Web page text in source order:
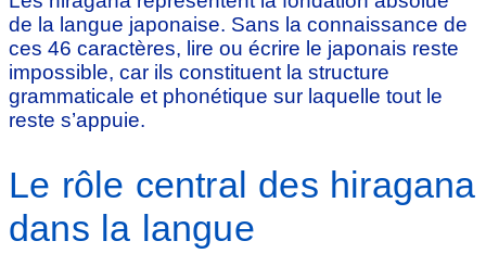
de la langue japonaise. Sans la connaissance de
ces 46 caractères, lire ou écrire le japonais reste
impossible, car ils constituent la structure
grammaticale et phonétique sur laquelle tout le
reste s’appuie.
Le rôle central des hiragana
dans la langue